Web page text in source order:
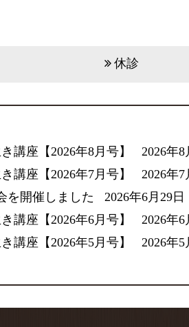
休診
講座【2026年8月号】
2026年8
講座【2026年7月号】
2026年7
を開催しました
2026年6月29日
講座【2026年6月号】
2026年6
講座【2026年5月号】
2026年5